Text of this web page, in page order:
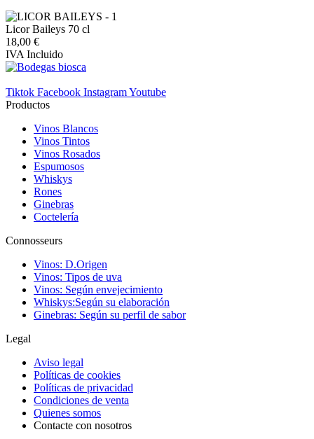
Licor Baileys 70 cl
18,00 €
IVA Incluido
Tiktok Facebook InstagramYoutube
Productos
Vinos Blancos
Vinos Tintos
Vinos Rosados
Espumosos
Whiskys
Rones
Ginebras
Coctelería
Connosseurs
Vinos: D.Origen
Vinos: Tipos de uva
Vinos: Según envejecimiento
Whiskys:Según su elaboración
Ginebras: Según su perfil de sabor
Legal
Aviso legal
Políticas de cookies
Políticas de privacidad
Condiciones de venta
Quienes somos
Contacte con nosotros